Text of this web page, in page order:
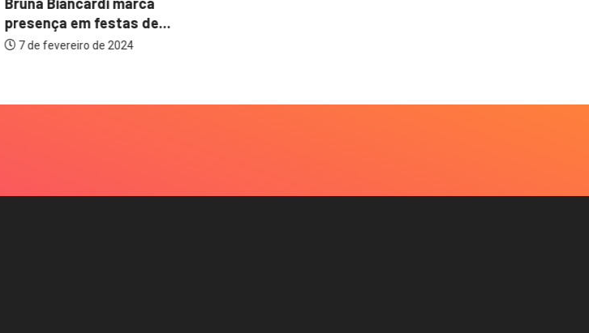
presença em festas de...
7 de fevereiro de 2024